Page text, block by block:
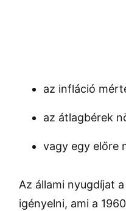
az infláció
az átlagbérek
vagy egy előre
Az állami nyugdíjat
igényelni, ami a